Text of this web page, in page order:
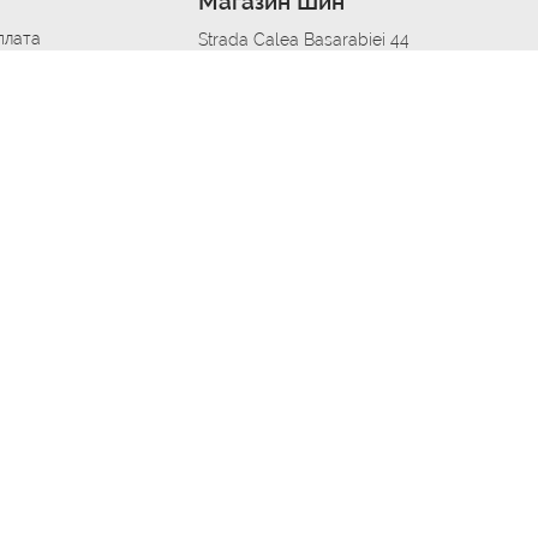
Strada Calea Basarabiei 44